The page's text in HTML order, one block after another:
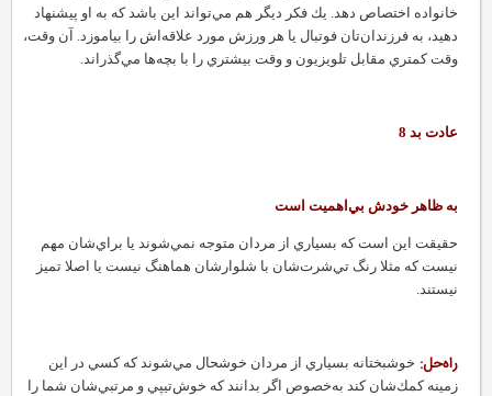
خانواده اختصاص دهد.‌ يك فكر ديگر هم مي‌تواند اين باشد كه به او پيشنهاد
دهيد،‌ به فرزندان‌تان فوتبال يا هر ورزش مورد علاقه‌اش را بياموزد.‌ آن وقت،
وقت كمتري مقابل تلويزيون و وقت بيشتري را با بچه‌ها مي‌گذراند.
عادت بد 8
به ظاهر خودش بي‌اهميت است
حقيقت اين است كه بسياري از مردان متوجه نمي‌شوند يا براي‌شان مهم
نيست كه مثلا رنگ تي‌شرت‌شان با شلوارشان هماهنگ نيست يا اصلا تميز
نيستند.
راه‌حل:خوشبختانه بسياري از مردان خوشحال مي‌شوند كه كسي در اين
زمينه كمك‌شان كند به‌خصوص اگر بدانند كه خوش‌تيپي و مرتبي‌شان‌ شما را